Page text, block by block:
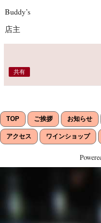
Buddy’s
店主
共有
TOP ご挨拶 お知らせ
アクセス ワインショップ